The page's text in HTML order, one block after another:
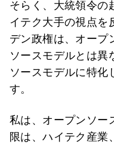
そらく、大統領令の
イテク大手の視点を
デン政権は、オープ
ソースモデルとは異
ソースモデルに特化
す。
私は、オープンソー
限は、ハイテク産業